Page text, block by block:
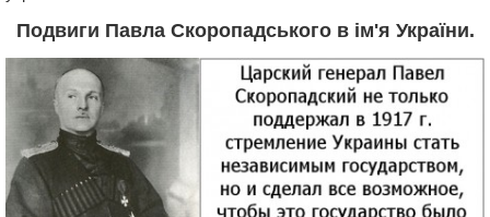
Подвиги Павла Скоропадського в ім'я України.